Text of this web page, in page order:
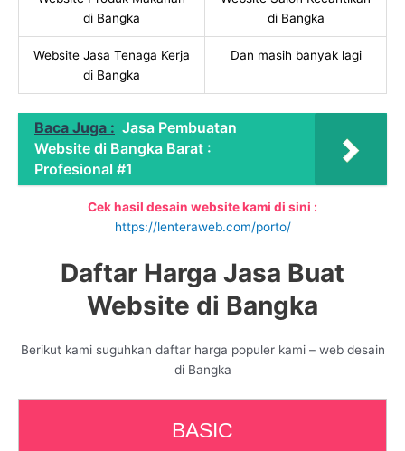
di Bangka
di Bangka
Website Jasa Tenaga Kerja
di Bangka
Dan masih banyak lagi
Baca Juga : Jasa Pembuatan
Website di Bangka Barat :
Profesional #1
Cek hasil desain website kami di sini :
https://lenteraweb.com/porto/
Daftar Harga Jasa Buat
Website di Bangka
Berikut kami suguhkan daftar harga populer kami – web desain
di Bangka
BASIC